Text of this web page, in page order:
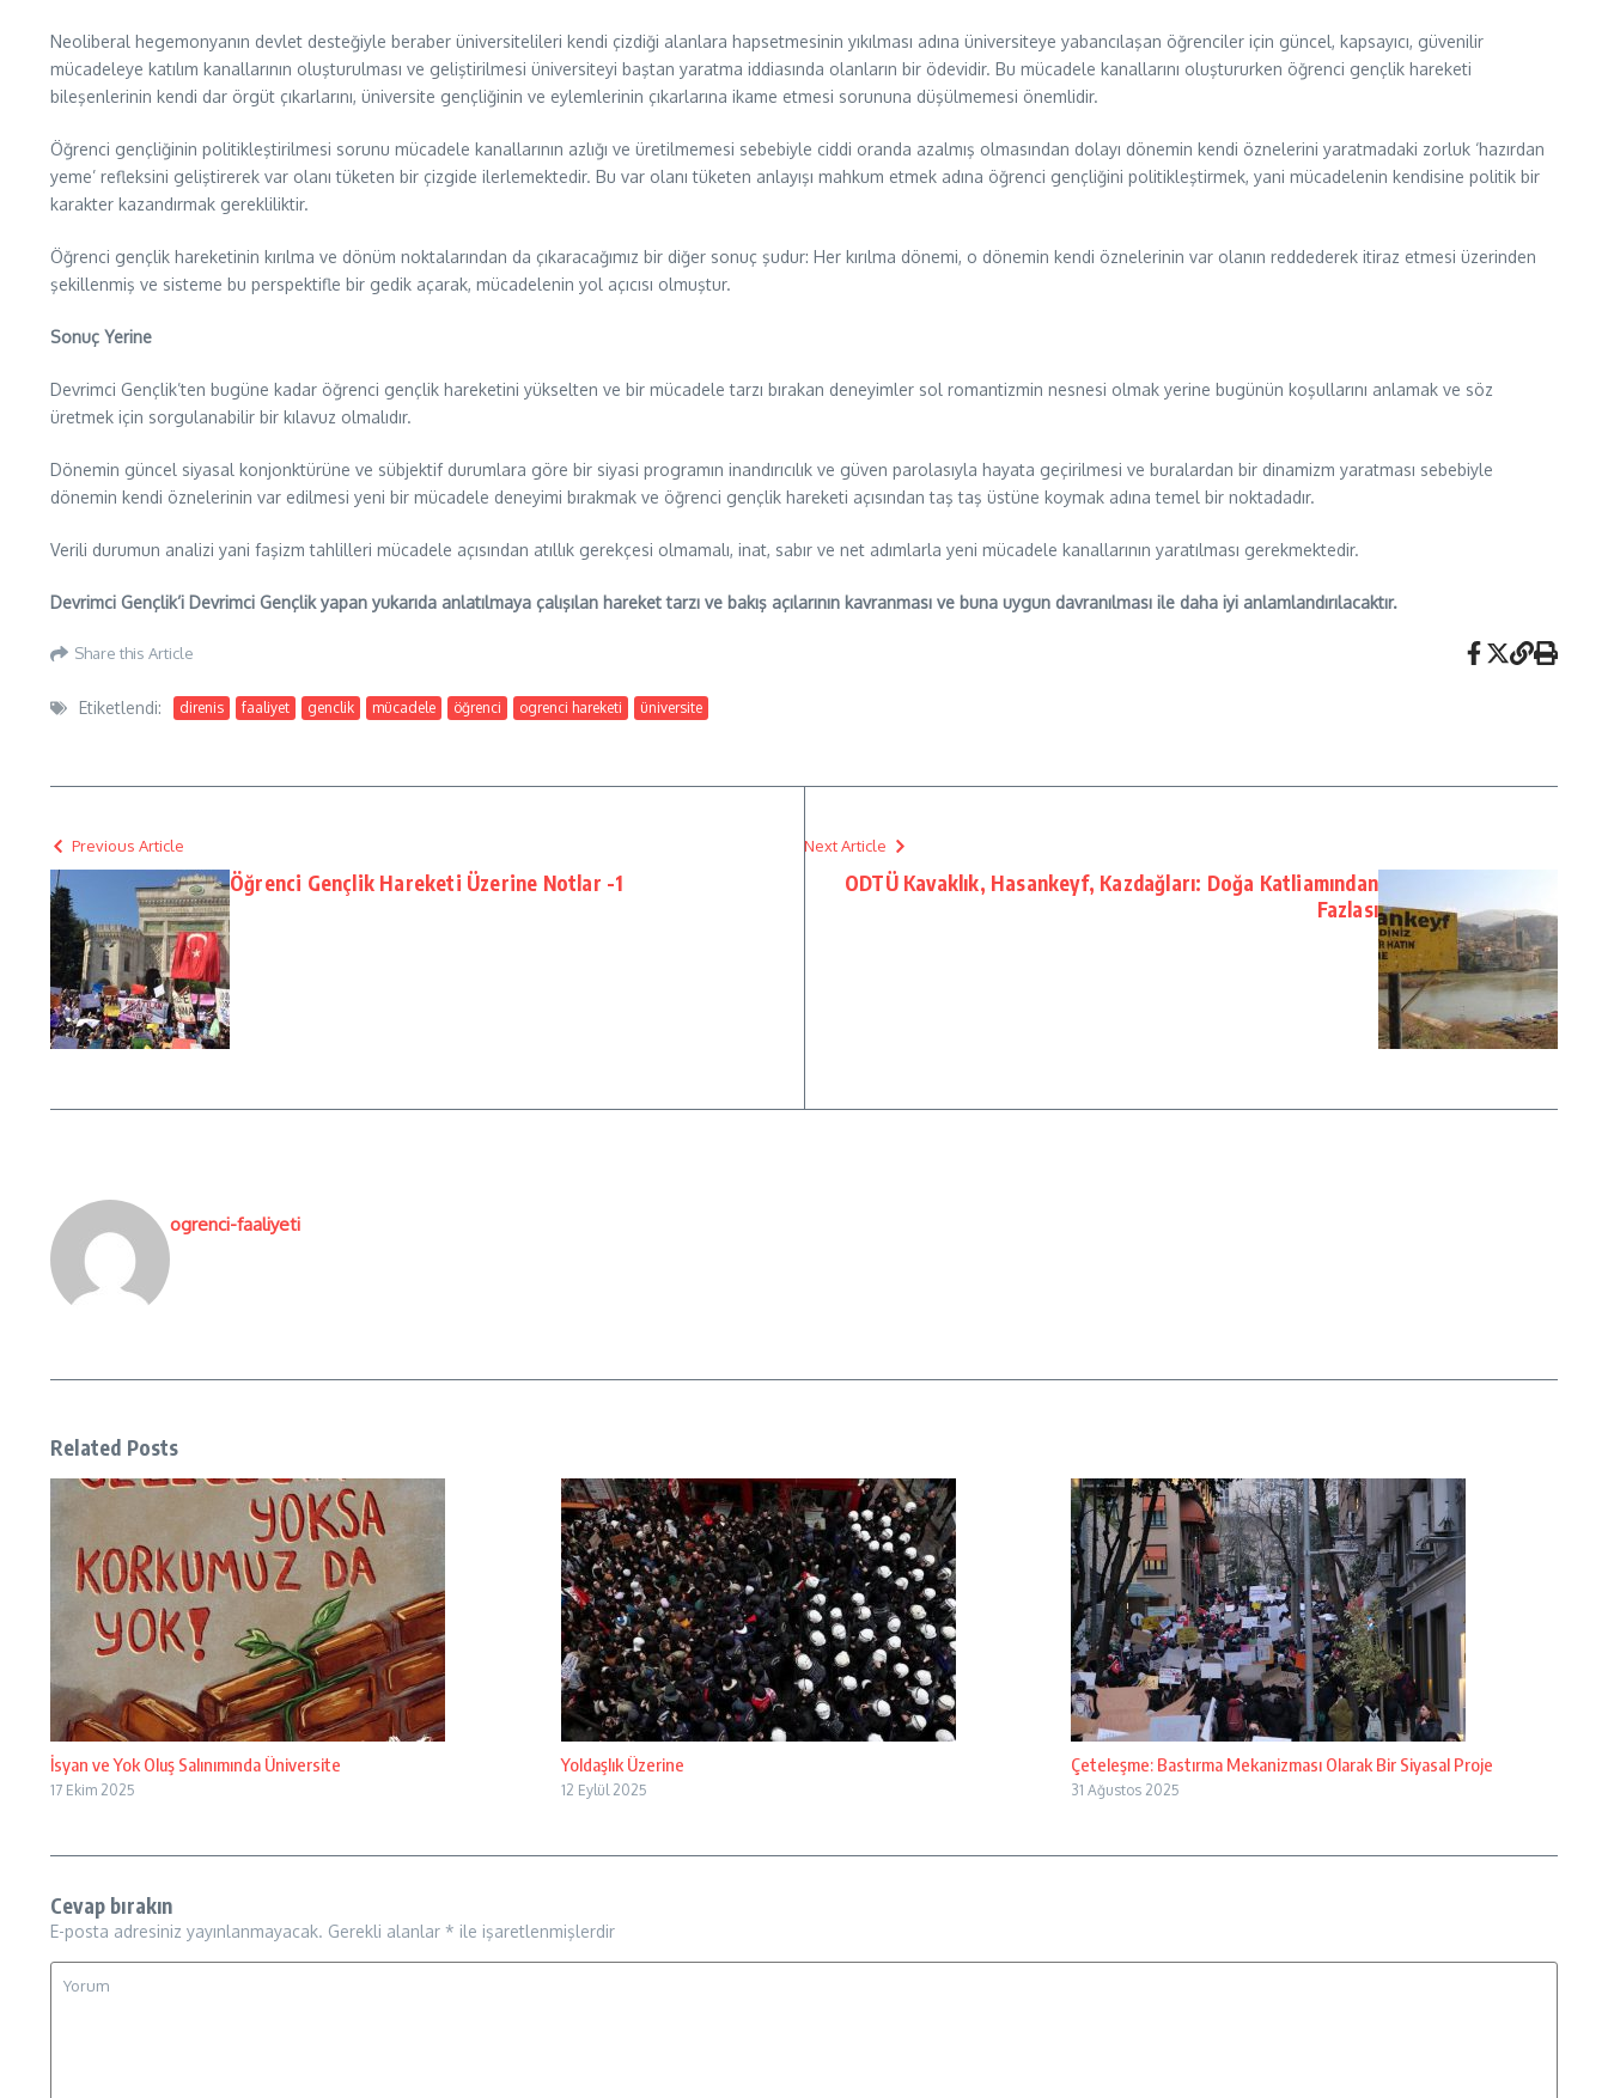
Neoliberal hegemonyanın devlet desteğiyle beraber üniversitelileri kendi çizdiği alanlara hapsetmesinin yıkılması adına üniversiteye yabancılaşan öğrenciler için güncel, kapsayıcı, güvenilir
mücadeleye katılım kanallarının oluşturulması ve geliştirilmesi üniversiteyi baştan yaratma iddiasında olanların bir ödevidir. Bu mücadele kanallarını oluştururken öğrenci gençlik hareketi
bileşenlerinin kendi dar örgüt çıkarlarını, üniversite gençliğinin ve eylemlerinin çıkarlarına ikame etmesi sorununa düşülmemesi önemlidir.
Öğrenci gençliğinin politikleştirilmesi sorunu mücadele kanallarının azlığı ve üretilmemesi sebebiyle ciddi oranda azalmış olmasından dolayı dönemin kendi öznelerini yaratmadaki zorluk ‘hazırdan
yeme’ refleksini geliştirerek var olanı tüketen bir çizgide ilerlemektedir. Bu var olanı tüketen anlayışı mahkum etmek adına öğrenci gençliğini politikleştirmek, yani mücadelenin kendisine politik bir
karakter kazandırmak gerekliliktir.
Öğrenci gençlik hareketinin kırılma ve dönüm noktalarından da çıkaracağımız bir diğer sonuç şudur: Her kırılma dönemi, o dönemin kendi öznelerinin var olanın reddederek itiraz etmesi üzerinden
şekillenmiş ve sisteme bu perspektifle bir gedik açarak, mücadelenin yol açıcısı olmuştur.
Sonuç Yerine
Devrimci Gençlik’ten bugüne kadar öğrenci gençlik hareketini yükselten ve bir mücadele tarzı bırakan deneyimler sol romantizmin nesnesi olmak yerine bugünün koşullarını anlamak ve söz
üretmek için sorgulanabilir bir kılavuz olmalıdır.
Dönemin güncel siyasal konjonktürüne ve sübjektif durumlara göre bir siyasi programın inandırıcılık ve güven parolasıyla hayata geçirilmesi ve buralardan bir dinamizm yaratması sebebiyle
dönemin kendi öznelerinin var edilmesi yeni bir mücadele deneyimi bırakmak ve öğrenci gençlik hareketi açısından taş taş üstüne koymak adına temel bir noktadadır.
Verili durumun analizi yani faşizm tahlilleri mücadele açısından atıllık gerekçesi olmamalı, inat, sabır ve net adımlarla yeni mücadele kanallarının yaratılması gerekmektedir.
Devrimci Gençlik’i Devrimci Gençlik yapan yukarıda anlatılmaya çalışılan hareket tarzı ve bakış açılarının kavranması ve buna uygun davranılması ile daha iyi anlamlandırılacaktır.
Share this Article
Etiketlendi: direnis faaliyet genclik mücadele öğrenci ogrenci hareketi üniversite
Previous Article
Öğrenci Gençlik Hareketi Üzerine Notlar -1
Next Article
ODTÜ Kavaklık, Hasankeyf, Kazdağları: Doğa Katliamından
Fazlası
ogrenci-faaliyeti
Related Posts
İsyan ve Yok Oluş Salınımında Üniversite
17 Ekim 2025
Yoldaşlık Üzerine
12 Eylül 2025
Çeteleşme: Bastırma Mekanizması Olarak Bir Siyasal Proje
31 Ağustos 2025
Cevap bırakın
E-posta adresiniz yayınlanmayacak. Gerekli alanlar * ile işaretlenmişlerdir